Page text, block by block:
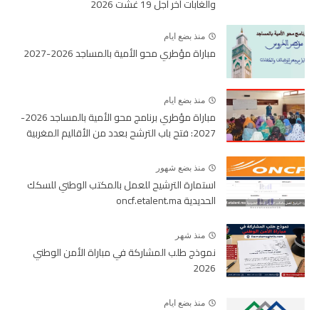
والغابات آخر أجل 19 غشت 2026
منذ بضع ايام
مباراة مؤطري محو الأمية بالمساجد 2026-2027
منذ بضع ايام
مباراة مؤطري برنامج محو الأمية بالمساجد 2026-
2027: فتح باب الترشح بعدد من الأقاليم المغربية
منذ بضع شهور
استمارة الترشيح للعمل بالمكتب الوطني للسكك
الحديدية oncf.etalent.ma
منذ شهر
نموذج طلب المشاركة في مباراة الأمن الوطني
2026
منذ بضع ايام